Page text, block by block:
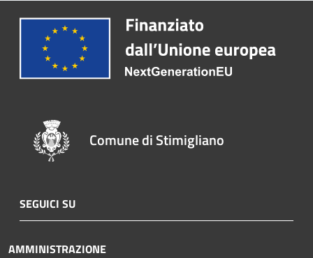
Comune di Stimigliano
SEGUICI SU
AMMINISTRAZIONE